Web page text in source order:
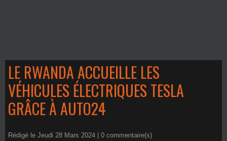
LE RWANDA ACCUEILLE LES
VÉHICULES ÉLECTRIQUES TESLA
GRÂCE À AUTO24
Rédigé le Jeudi 28 Mars 2024 | 0 commentaire(s)